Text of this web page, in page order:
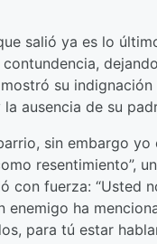
salió ya es lo
su
ausencia de su
sin embargo
resentimiento”,
con fuerza: “Usted
ha
para tú estar